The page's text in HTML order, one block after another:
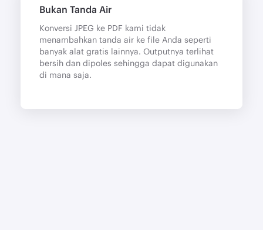
Bukan Tanda Air
Konversi JPEG ke PDF kami tidak
menambahkan tanda air ke file Anda seperti
banyak alat gratis lainnya. Outputnya terlihat
bersih dan dipoles sehingga dapat digunakan
di mana saja.